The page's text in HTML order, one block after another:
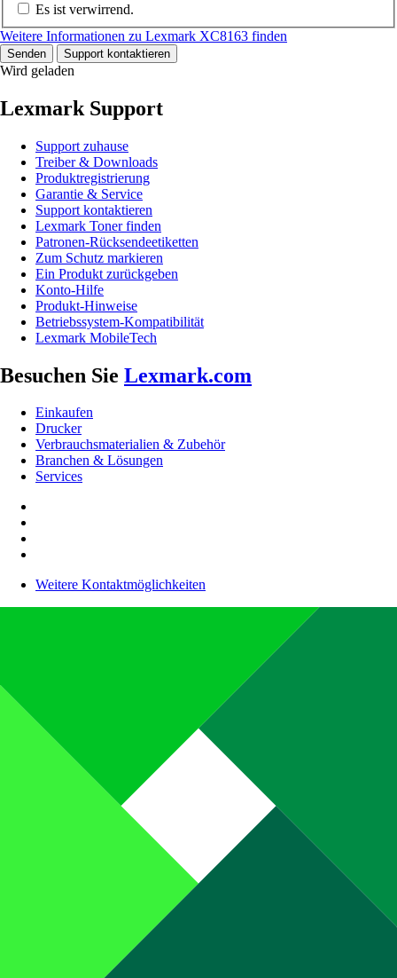
Es ist verwirrend.
Weitere Informationen zu Lexmark XC8163 finden
Senden Support kontaktieren
Wird geladen
Lexmark Support
Support zuhause
Treiber & Downloads
Produktregistrierung
Garantie & Service
Support kontaktieren
Lexmark Toner finden
Patronen-Rücksendeetiketten
Zum Schutz markieren
Ein Produkt zurückgeben
Konto-Hilfe
Produkt-Hinweise
Betriebssystem-Kompatibilität
Lexmark MobileTech
Besuchen Sie Lexmark.com
Einkaufen
Drucker
Verbrauchsmaterialien & Zubehör
Branchen & Lösungen
Services
Weitere Kontaktmöglichkeiten